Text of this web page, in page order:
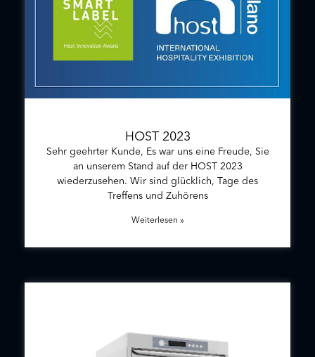
HOST 2023
Sehr geehrter Kunde, Es war uns eine Freude, Sie
an unserem Stand auf der HOST 2023
wiederzusehen. Wir sind glücklich, Tage des
Treffens und Zuhörens
Weiterlesen »